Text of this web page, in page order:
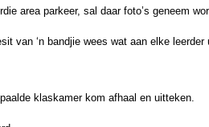
area parkeer, sal daar foto’s geneem
van ‘n bandjie wees wat aan elke
klaskamer kom afhaal en uitteken.